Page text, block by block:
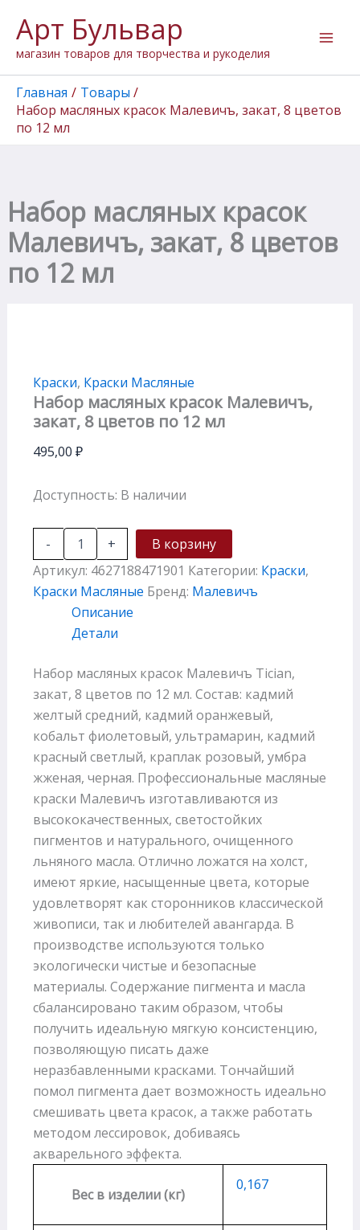
содержимому
Арт Бульвар
магазин товаров для творчества и рукоделия
Главная
Товары
Набор масляных красок Малевичъ, закат, 8 цветов
по 12 мл
Набор масляных красок
Малевичъ, закат, 8 цветов
по 12 мл
Краски, Краски Масляные
Набор масляных красок Малевичъ,
закат, 8 цветов по 12 мл
495,00 ₽
Доступность: В наличии
-
товара
Набор
масляных
красок
Малевичъ,
закат,
8
цветов
+
В корзину
Артикул: 4627188471901 Категории: Краски,
Краски Масляные Бренд: Малевичъ
Описание
Детали
Набор масляных красок Малевичъ Tician,
закат, 8 цветов по 12 мл. Состав: кадмий
желтый средний, кадмий оранжевый,
кобальт фиолетовый, ультрамарин, кадмий
красный светлый, краплак розовый, умбра
жженая, черная. Профессиональные масляные
краски Малевичъ изготавливаются из
высококачественных, светостойких
пигментов и натурального, очищенного
льняного масла. Отлично ложатся на холст,
имеют яркие, насыщенные цвета, которые
удовлетворят как сторонников классической
живописи, так и любителей авангарда. В
производстве используются только
экологически чистые и безопасные
материалы. Содержание пигмента и масла
сбалансировано таким образом, чтобы
получить идеальную мягкую консистенцию,
позволяющую писать даже
неразбавленными красками. Тончайший
помол пигмента дает возможность идеально
смешивать цвета красок, а также работать
методом лессировок, добиваясь
акварельного эффекта.
Вес в изделии (кг)
0,167